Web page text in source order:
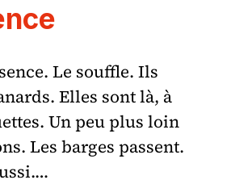
Le souffle. Ils
Elles sont là, à
Un peu plus loin
Les barges passent.